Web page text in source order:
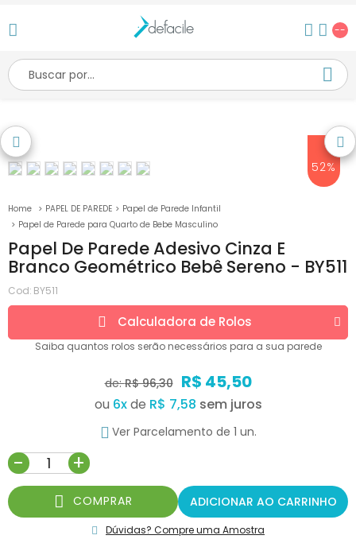
--
52%
PAPEL DE PAREDE
Papel de Parede Infantil
Papel de Parede para Quarto de Bebe Masculino
Papel De Parede Adesivo Cinza E
Branco Geométrico Bebê Sereno - BY511
Cod: BY511
Calculadora de Rolos
Saiba quantos rolos serão necessários para a sua parede
de:R$ 96,30 R$ 45,50
ou 6xde R$ 7,58
Ver Parcelamento de 1 un.
- +
COMPRAR ADICIONAR AO CARRINHO
Dúvidas? Compre uma Amostra